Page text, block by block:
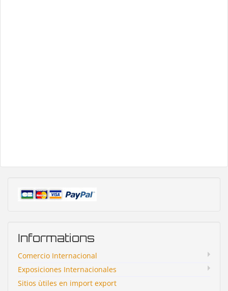
Informations
Comercio Internacional
Exposiciones Internacionales
Sitios ùtiles en import export